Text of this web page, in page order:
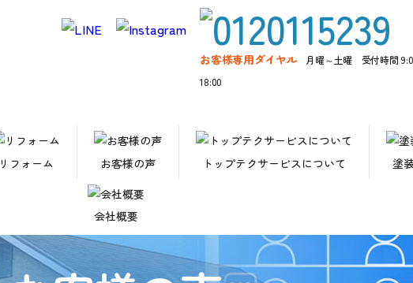
お客様専用ダイヤル
月曜～土曜 受付時間
18:00
リフォーム お客様の声 トップテクサービスについて 塗
会社概要